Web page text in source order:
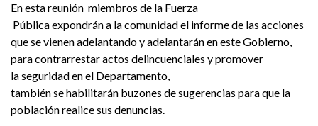
En esta reunión miembros de la Fuerza
Pública expondrán a la comunidad el informe de las acciones
que se vienen adelantando y adelantarán en este Gobierno,
para contrarrestar actos delincuenciales y promover
la seguridad en el Departamento,
también se habilitarán buzones de sugerencias para que la
población realice sus denuncias.